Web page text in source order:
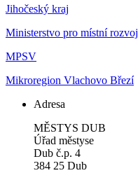
Jihočeský kraj
Ministerstvo pro místní rozvoj
MPSV
Mikroregion Vlachovo Březí
Adresa
MĚSTYS DUB
Úřad městyse
Dub č.p. 4
384 25 Dub